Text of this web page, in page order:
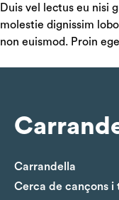
Duis vel lectus eu nisi
molestie dignissim
non euismod. Proin
Carrandella
Cerca de cançons i